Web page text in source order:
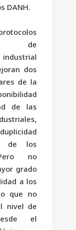
DANH.
de
dos
de la
de las
de los
no
grado
a los
que no
nivel de
el